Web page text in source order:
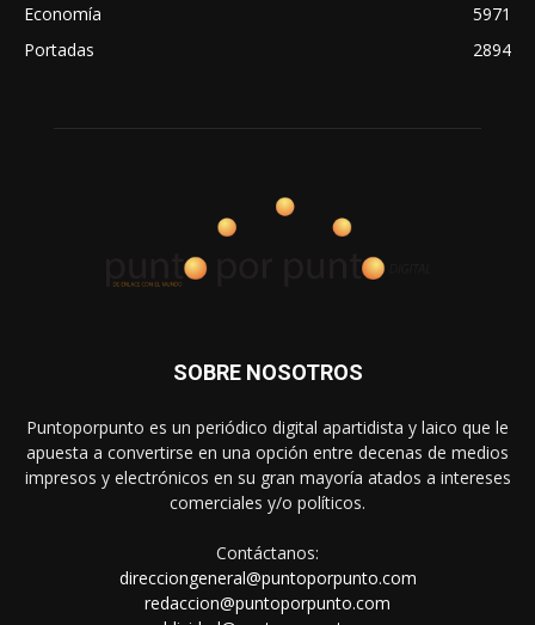
Economía
5971
Portadas
2894
SOBRE NOSOTROS
Puntoporpunto es un periódico digital apartidista y laico que le
apuesta a convertirse en una opción entre decenas de medios
impresos y electrónicos en su gran mayoría atados a intereses
comerciales y/o políticos.
Contáctanos:
direcciongeneral@puntoporpunto.com
redaccion@puntoporpunto.com